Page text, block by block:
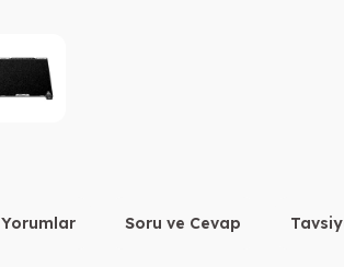
Yorumlar Soru ve Cevap